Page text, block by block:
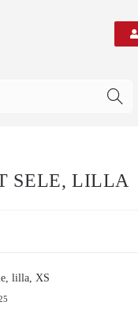
SELE, LILLA
lilla, XS